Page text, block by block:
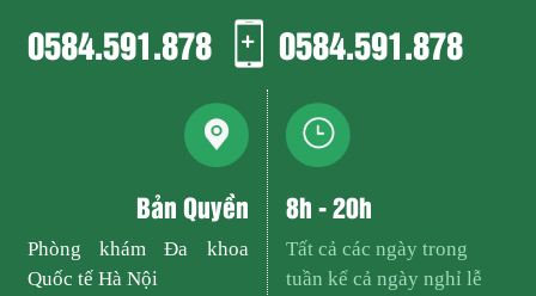
0584.591.878 0584.591.878
Bản Quyền
Phòng khám Đa khoa
Quốc tế Hà Nội
8h - 20h
Tất cả các ngày trong
tuần kể cả ngày nghỉ lễ